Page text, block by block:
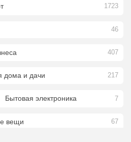
1723
46
407
дома и дачи 217
Бытовая электроника 7
вещи 67